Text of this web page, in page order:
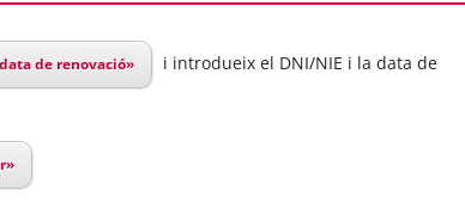
de renovació» i introdueix el DNI/NIE i la data de